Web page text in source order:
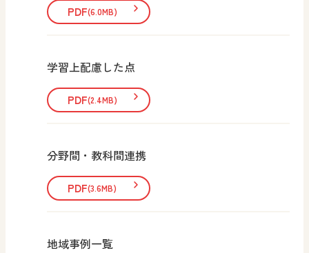
PDF(6.0MB)
学習上配慮した点
PDF(2.4MB)
分野間・教科間連携
PDF(3.6MB)
地域事例一覧